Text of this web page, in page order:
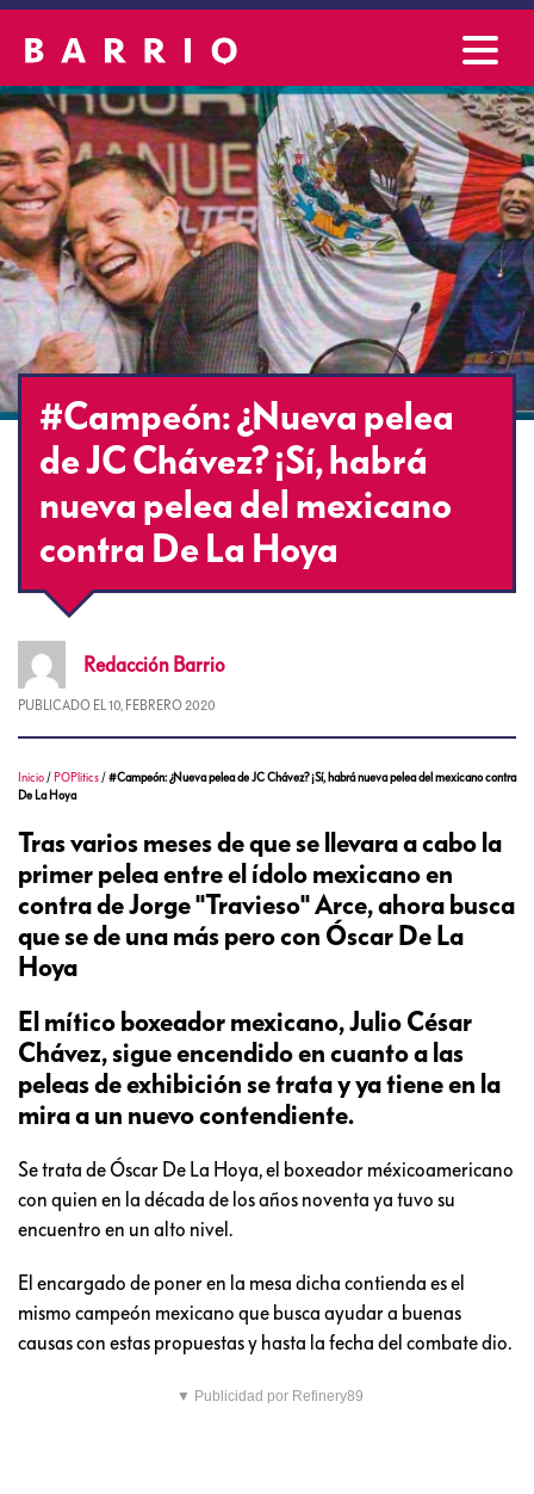
#Campeón: ¿Nueva pelea
de JC Chávez? ¡Sí, habrá
nueva pelea del mexicano
contra De La Hoya
Redacción Barrio
PUBLICADO EL 10, FEBRERO 2020
Inicio / POPlitics /#Campeón: ¿Nueva pelea de JC Chávez? ¡Sí, habrá nueva pelea del mexicano contra
De La Hoya
Tras varios meses de que se llevara a cabo la
primer pelea entre el ídolo mexicano en
contra de Jorge "Travieso" Arce, ahora busca
que se de una más pero con Óscar De La
Hoya
El mítico boxeador mexicano, Julio César
Chávez, sigue encendido en cuanto a las
peleas de exhibición se trata y ya tiene en la
mira a un nuevo contendiente.
Se trata de Óscar De La Hoya, el boxeador méxicoamericano
con quien en la década de los años noventa ya tuvo su
encuentro en un alto nivel.
El encargado de poner en la mesa dicha contienda es el
mismo campeón mexicano que busca ayudar a buenas
causas con estas propuestas y hasta la fecha del combate dio.
▼ Publicidad por Refinery89